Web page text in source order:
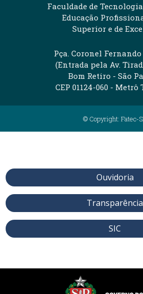
Faculdade de
Educação
Superior e de
Pça. Coronel Fernando
(Entrada pela Av.
Bom Retiro - São
CEP 01124-060 -
© Copyright: Fatec-
Ouvidoria
Transparência
SIC